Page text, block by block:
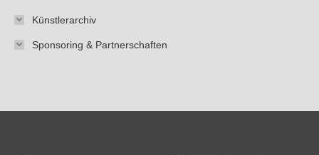
Künstlerarchiv
Sponsoring & Partnerschaften